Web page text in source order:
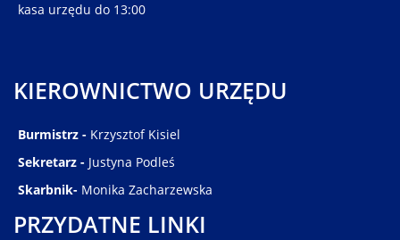
kasa urzędu do 13:00
KIEROWNICTWO URZĘDU
Burmistrz - Krzysztof Kisiel
Sekretarz - Justyna Podleś
Skarbnik- Monika Zacharzewska
PRZYDATNE LINKI